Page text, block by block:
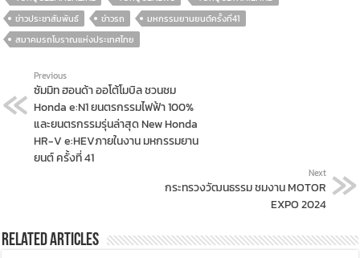
ข่าวประชาสัมพันธ์
ข่าวรถ
มหกรรมยานยนต์ครั้งที่41
สมาคมรถโบราณแห่งประเทศไทย
Previous
ซัมมิท ฮอนด้า ออโต้โมบิล ชวนชม
Honda e:N1 ยนตรกรรมไฟฟ้า 100%
และยนตรกรรมรุ่นล่าสุด New Honda
HR-V e:HEVภายในงาน มหกรรมยาน
ยนต์ ครั้งที่ 41
Next
กระทรวงวัฒนธรรม ชมงาน MOTOR
EXPO 2024
Related Articles